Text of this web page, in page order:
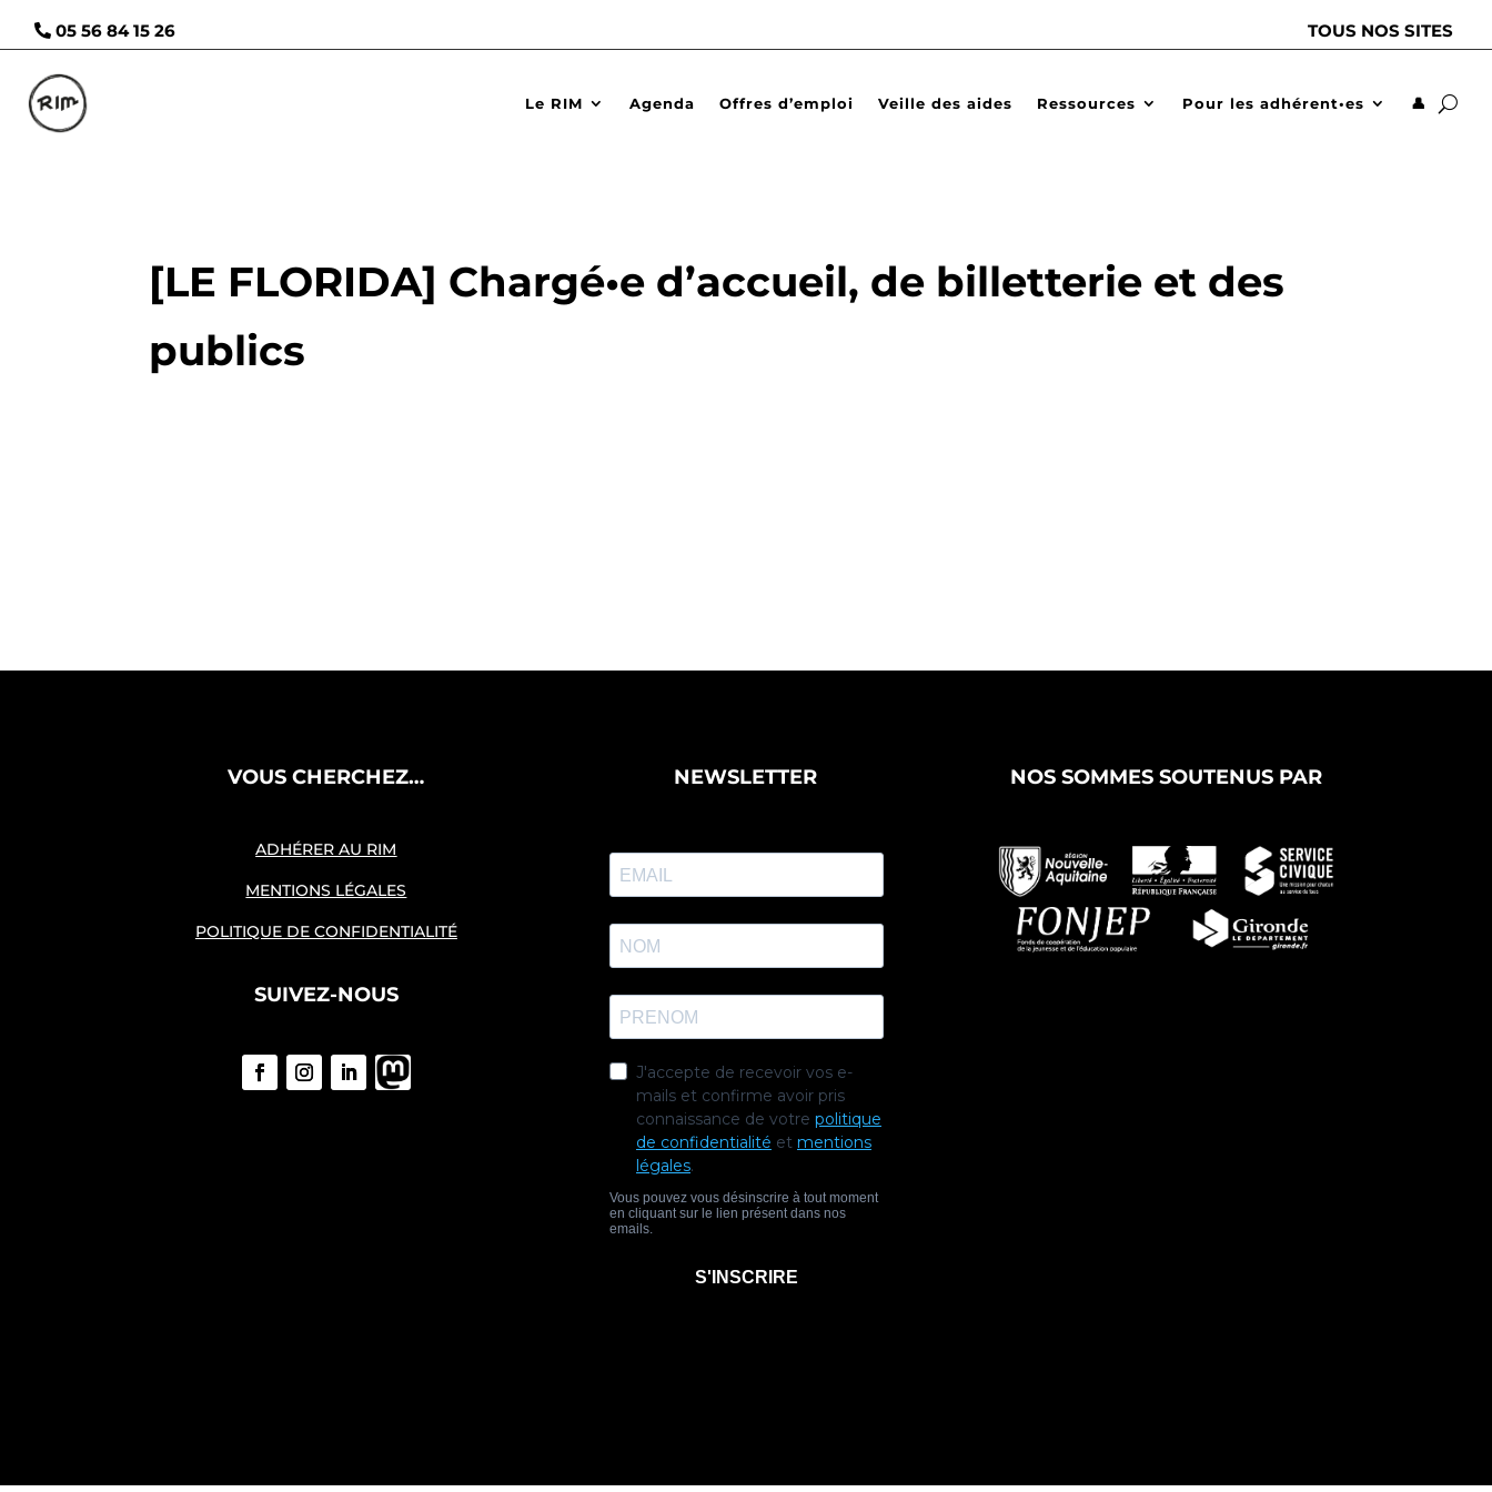
05 56 84 15 26 TOUS NOS SITES
Le RIM Agenda Offres d’emploi Veille des aides Ressources Pour les adhérent•es 👤
[LE FLORIDA] Chargé•e d’accueil, de billetterie et des
publics
VOUS CHERCHEZ…
ADHÉRER AU RIM
MENTIONS LÉGALES
POLITIQUE DE CONFIDENTIALITÉ
SUIVEZ-NOUS
NEWSLETTER NOS SOMMES SOUTENUS PAR